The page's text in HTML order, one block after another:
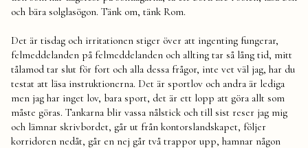
och bära solglasögon. Tänk om, tänk Rom.
Det är tisdag och irritationen stiger över att ingenting fungerar,
felmeddelanden på felmeddelanden och allting tar så lång tid, mitt
tålamod tar slut för fort och alla dessa frågor, inte vet väl jag, har du
testat att läsa instruktionerna. Det är sportlov och andra är lediga
men jag har inget lov, bara sport, det är ett lopp att göra allt som
måste göras. Tankarna blir vassa nålstick och till sist reser jag mig
och lämnar skrivbordet, går ut från kontorslandskapet, följer
korridoren nedåt, går en nej går två trappor upp, hamnar någon